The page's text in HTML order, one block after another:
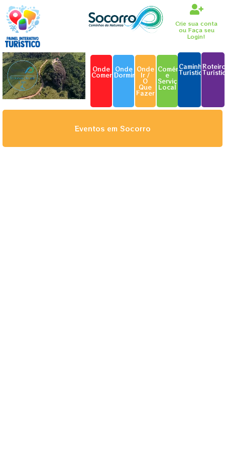
Crie sua conta
ou Faça seu
Login!
Onde
Comer
Onde
Dormir
Onde
Ir /
O
Que
Fazer
Comércio
e
Serviço
Local
Caminhos
Turísticos
Eventos em Socorro